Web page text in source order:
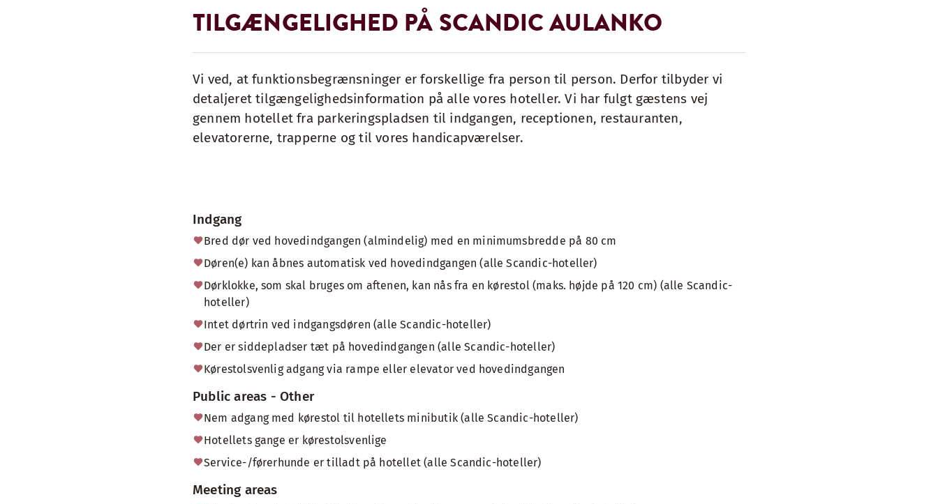
TILGÆNGELIGHED PÅ SCANDIC AULANKO
Vi ved, at funktionsbegrænsninger er forskellige fra person til person. Derfor tilbyder vi
detaljeret tilgængelighedsinformation på alle vores hoteller. Vi har fulgt gæstens vej
gennem hotellet fra parkeringspladsen til indgangen, receptionen, restauranten,
elevatorerne, trapperne og til vores handicapværelser.
Indgang
Bred dør ved hovedindgangen (almindelig) med en minimumsbredde på 80 cm
Døren(e) kan åbnes automatisk ved hovedindgangen (alle Scandic-hoteller)
Dørklokke, som skal bruges om aftenen, kan nås fra en kørestol (maks. højde på 120 cm) (alle Scandic-
hoteller)
Intet dørtrin ved indgangsdøren (alle Scandic-hoteller)
Der er siddepladser tæt på hovedindgangen (alle Scandic-hoteller)
Kørestolsvenlig adgang via rampe eller elevator ved hovedindgangen
Public areas - Other
Nem adgang med kørestol til hotellets minibutik (alle Scandic-hoteller)
Hotellets gange er kørestolsvenlige
Service-/førerhunde er tilladt på hotellet (alle Scandic-hoteller)
Meeting areas